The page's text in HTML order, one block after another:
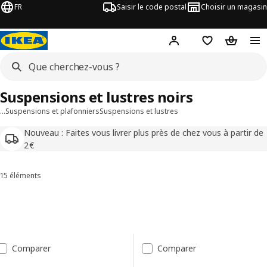
FR Saisir le code postal Choisir un magasin
Mon compteFavorisPanier
…Suspensions et plafonniersSuspensions et lustres
Nouveau : Faites vous livrer plus près de chez vous à partir de
2€
Suspensions et lustres noirs
Trier et filtrer
15 éléments
Liste des résultats
Comparer Comparer